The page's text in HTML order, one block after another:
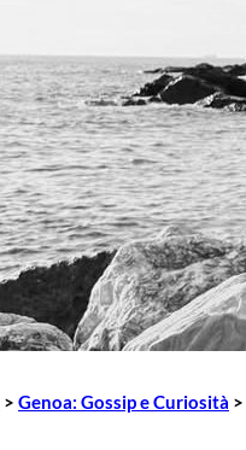
> Genoa: Gossip e Curiosità >